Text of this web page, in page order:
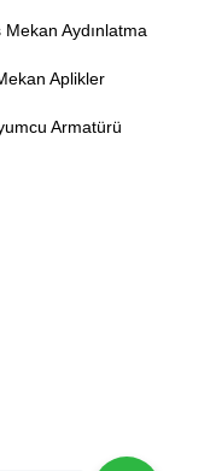
Mekan Aydınlatma
Aplikler
Armatürü